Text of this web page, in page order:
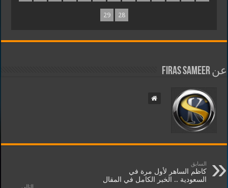
28
29
عن Firas Sameer
السابق
كاظم الساهر لأول مرة في
السعودية .. الخبر الكامل في المقال